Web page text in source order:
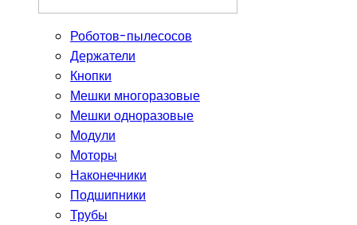
Роботов-пылесосов
Держатели
Кнопки
Мешки многоразовые
Мешки одноразовые
Модули
Моторы
Наконечники
Подшипники
Трубы